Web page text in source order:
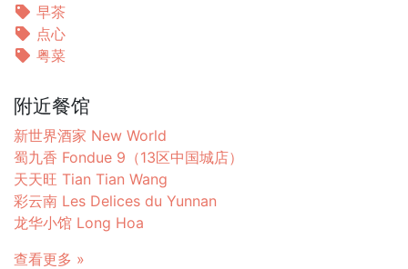
早茶
点心
粤菜
附近餐馆
新世界酒家 New World
蜀九香 Fondue 9（13区中国城店）
天天旺 Tian Tian Wang
彩云南 Les Delices du Yunnan
龙华小馆 Long Hoa
查看更多 »